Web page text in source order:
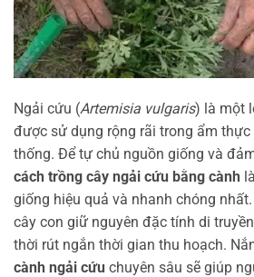
Ngải cứu (Artemisia vulgaris) là một
được sử dụng rộng rãi trong ẩm thực
thống. Để tự chủ nguồn giống và
cách trồng cây ngải cứu bằng cành
giống hiệu quả và nhanh chóng
cây con giữ nguyên đặc tính di
thời rút ngắn thời gian thu hoạch.
cành ngải cứu chuyên sâu sẽ giúp